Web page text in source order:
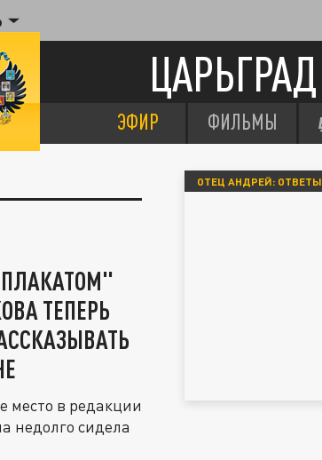
ЦАРЬГРАД
ЭФИР ФИЛЬМЫ
ТЕПЕРЬ
место в редакции
недолго сидела
ОТЕЦ АНДРЕЙ: ОТВЕТЫ